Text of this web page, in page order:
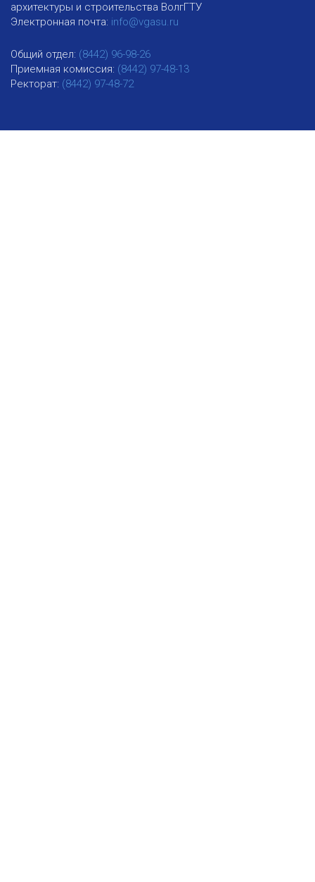
архитектуры и строительства ВолгГТУ
Электронная почта: info@vgasu.ru
Общий отдел: (8442) 96-98-26
Приемная комиссия: (8442) 97-48-13
Ректорат: (8442) 97-48-72